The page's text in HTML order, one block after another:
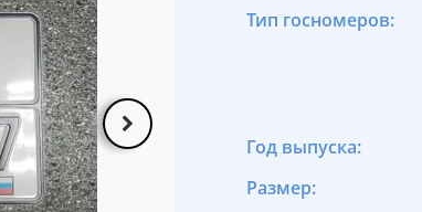
Тип госномеров:
Год выпуска:
Размер: